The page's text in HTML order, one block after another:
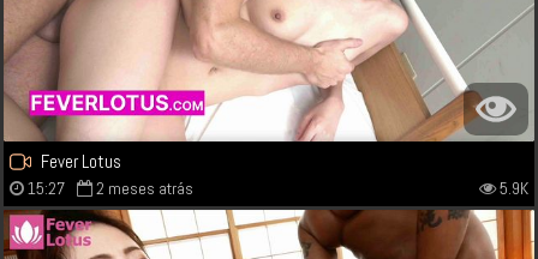
Fever Lotus
15:27 2 meses atrás 5.9K